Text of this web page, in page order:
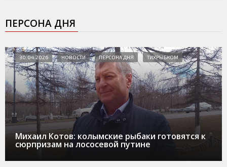
ПЕРСОНА ДНЯ
Михаил Котов: колымские рыбаки готовятся к
сюрпризам на лососевой путине
30.04.2026 НОВОСТИ ПЕРСОНА ДНЯ ТИХРЫБКОМ